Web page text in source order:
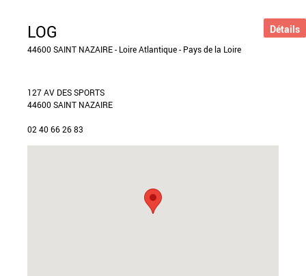
LOG
44600 SAINT NAZAIRE - Loire Atlantique - Pays de la Loire
127 AV DES SPORTS
44600 SAINT NAZAIRE
02 40 66 26 83
Détails